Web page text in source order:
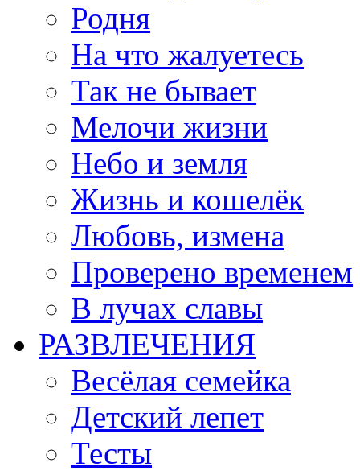
Родня
На что жалуетесь
Так не бывает
Мелочи жизни
Небо и земля
Жизнь и кошелёк
Любовь, измена
Проверено временем
В лучах славы
РАЗВЛЕЧЕНИЯ
Весёлая семейка
Детский лепет
Тесты